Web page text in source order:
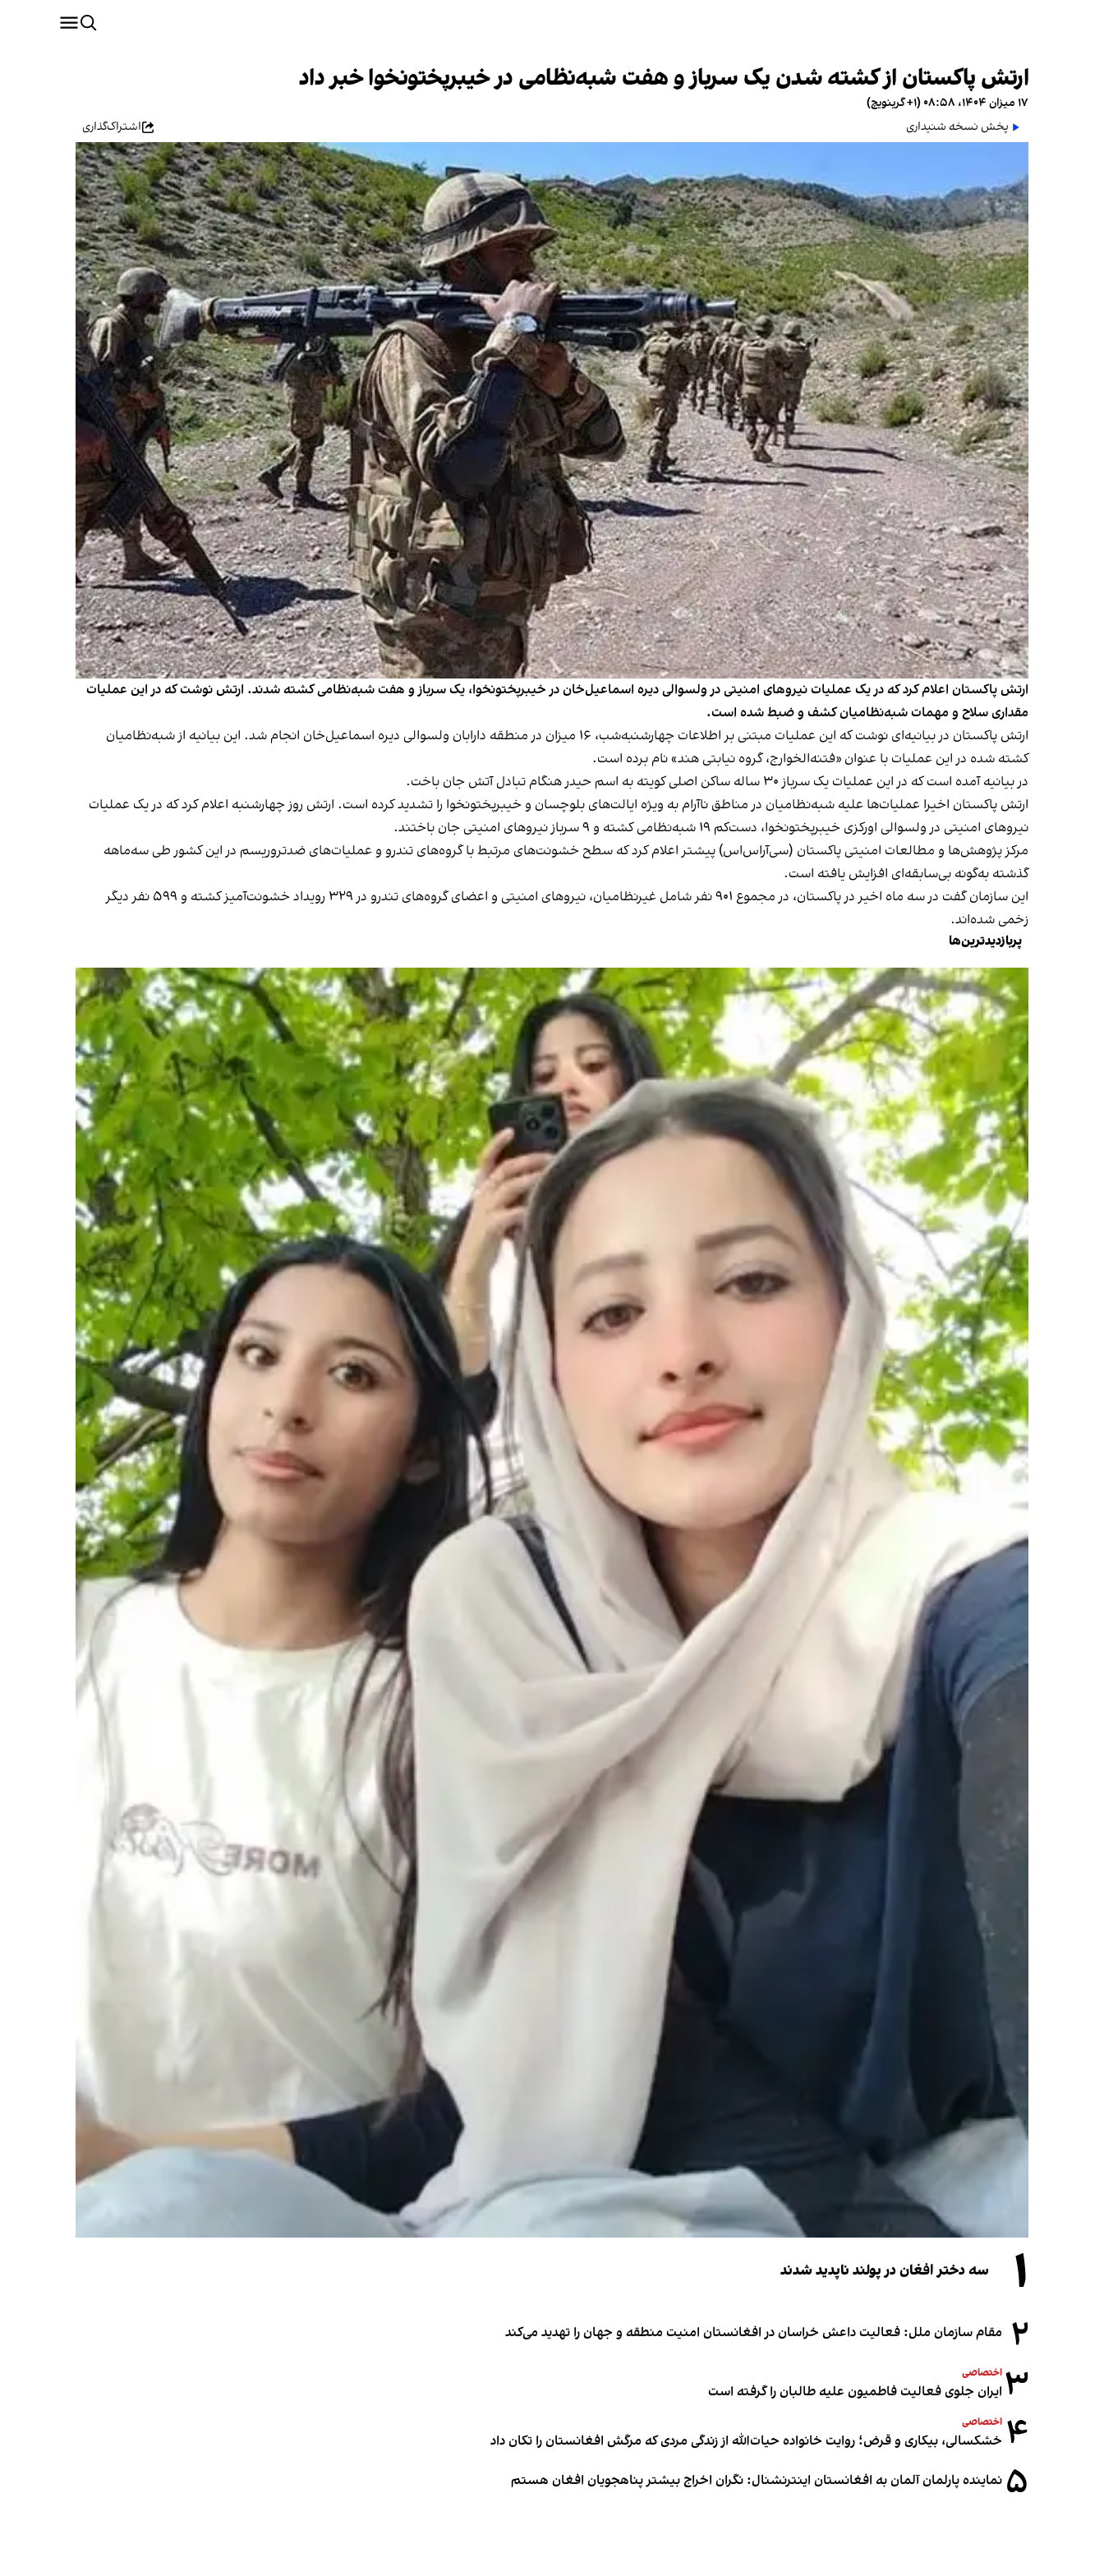
ارتش پاکستان از کشته شدن یک سرباز و هفت شبه‌نظامی در خیبرپختونخوا خبر داد
۱۷ میزان ۱۴۰۴، ۰۸:۵۸ (‎+۱ گرینویچ)
پخش نسخه شنیداری
اشتراک‌گذاری
ارتش پاکستان اعلام کرد که در یک عملیات نیروهای امنیتی در ولسوالی دیره اسماعیل‌خان در خیبرپختونخوا، یک سرباز و هفت شبه‌نظامی کشته شدند. ارتش نوشت که در این عملیات
مقداری سلاح و مهمات شبه‌نظامیان کشف و ضبط شده است.
ارتش پاکستان در بیانیه‌ای نوشت که این عملیات مبتنی بر اطلاعات چهارشنبه‌شب، ۱۶ میزان در منطقه دارابان ولسوالی دیره اسماعیل‌خان انجام شد. این بیانیه از شبه‌نظامیان
کشته شده در این عملیات با عنوان «فتنه‌الخوارج، گروه نیابتی هند» نام برده است.
در بیانیه آمده است که در این عملیات یک سرباز ۳۰ ساله ساکن اصلی کویته به اسم حیدر هنگام تبادل آتش جان باخت.
ارتش پاکستان اخیرا عملیات‌ها علیه شبه‌نظامیان در مناطق ناآرام به ویژه ایالت‌های بلوچسان و خیبرپختونخوا را تشدید کرده است. ارتش روز چهارشنبه اعلام کرد که در یک عملیات
نیروهای امنیتی در ولسوالی اورکزی خیبرپختونخوا، دست‌کم ۱۹ شبه‌نظامی کشته و ۹ سرباز نیروهای امنیتی جان باختند.
مرکز پژوهش‌ها و مطالعات امنیتی پاکستان (سی‌آر‌اس‌اس) پیشتر اعلام کرد که سطح خشونت‌های مرتبط با گروه‌های تندرو و عملیات‌های ضدتروریسم در این کشور طی سه‌ماهه
گذشته به‌گونه بی‌سابقه‌ای افزایش یافته است.
این سازمان گفت در سه‌ ماه اخیر در پاکستان، در مجموع ۹۰۱ نفر شامل غیرنظامیان، نیروهای امنیتی و اعضای گروه‌های تندرو در ۳۲۹ رویداد خشونت‌آمیز کشته و ۵۹۹ نفر دیگر
زخمی شده‌اند.
پربازدیدترین‌ها
۱ سه دختر افغان در پولند ناپدید شدند
۲ مقام سازمان ملل: فعالیت داعش خراسان در افغانستان امنیت منطقه و جهان را تهدید می‌کند
۳ اختصاصی
ایران جلوی فعالیت فاطمیون علیه طالبان را گرفته است
۴ اختصاصی
خشکسالی، بیکاری و قرض؛ روایت خانواده حیات‌الله از زندگی مردی که مرگش افغانستان را تکان داد
۵ نماینده پارلمان آلمان به افغانستان اینترنشنال: نگران اخراج بیشتر پناهجویان افغان هستم